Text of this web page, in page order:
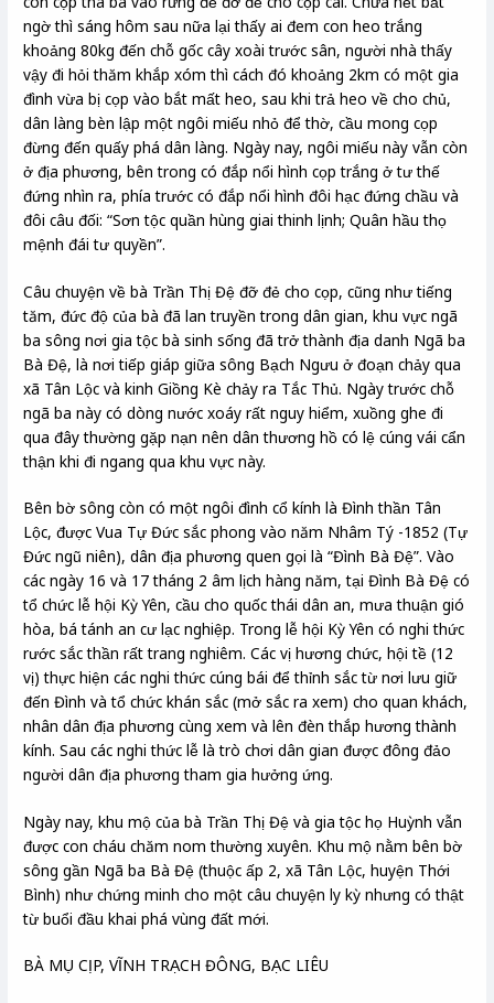
ngờ thì sáng hôm sau nữa lại thấy ai đem con heo trắng
khoảng 80kg đến chỗ gốc cây xoài trước sân, người nhà thấy
vậy đi hỏi thăm khắp xóm thì cách đó khoảng 2km có một gia
đình vừa bị cọp vào bắt mất heo, sau khi trả heo về cho chủ,
dân làng bèn lập một ngôi miếu nhỏ để thờ, cầu mong cọp
đừng đến quấy phá dân làng. Ngày nay, ngôi miếu này vẫn còn
ở địa phương, bên trong có đắp nổi hình cọp trắng ở tư thế
đứng nhìn ra, phía trước có đắp nổi hình đôi hạc đứng chầu và
đôi câu đối: “Sơn tộc quần hùng giai thinh lịnh; Quân hầu thọ
mệnh đái tư quyền”.
Câu chuyện về bà Trần Thị Đệ đỡ đẻ cho cọp, cũng như tiếng
tăm, đức độ của bà đã lan truyền trong dân gian, khu vực ngã
ba sông nơi gia tộc bà sinh sống đã trở thành địa danh Ngã ba
Bà Đệ, là nơi tiếp giáp giữa sông Bạch Ngưu ở đoạn chảy qua
xã Tân Lộc và kinh Giồng Kè chảy ra Tắc Thủ. Ngày trước chỗ
ngã ba này có dòng nước xoáy rất nguy hiểm, xuồng ghe đi
qua đây thường gặp nạn nên dân thương hồ có lệ cúng vái cẩn
thận khi đi ngang qua khu vực này.
Bên bờ sông còn có một ngôi đình cổ kính là Đình thần Tân
Lộc, được Vua Tự Đức sắc phong vào năm Nhâm Tý -1852 (Tự
Đức ngũ niên), dân địa phương quen gọi là “Đình Bà Đệ”. Vào
các ngày 16 và 17 tháng 2 âm lịch hàng năm, tại Đình Bà Đệ có
tổ chức lễ hội Kỳ Yên, cầu cho quốc thái dân an, mưa thuận gió
hòa, bá tánh an cư lạc nghiệp. Trong lễ hội Kỳ Yên có nghi thức
rước sắc thần rất trang nghiêm. Các vị hương chức, hội tề (12
vị) thực hiện các nghi thức cúng bái để thỉnh sắc từ nơi lưu giữ
đến Đình và tổ chức khán sắc (mở sắc ra xem) cho quan khách,
nhân dân địa phương cùng xem và lên đèn thắp hương thành
kính. Sau các nghi thức lễ là trò chơi dân gian được đông đảo
người dân địa phương tham gia hưởng ứng.
Ngày nay, khu mộ của bà Trần Thị Đệ và gia tộc họ Huỳnh vẫn
được con cháu chăm nom thường xuyên. Khu mộ nằm bên bờ
sông gần Ngã ba Bà Đệ (thuộc ấp 2, xã Tân Lộc, huyện Thới
Bình) như chứng minh cho một câu chuyện ly kỳ nhưng có thật
từ buổi đầu khai phá vùng đất mới.
BÀ MỤ CỊP, VĨNH TRẠCH ĐÔNG, BẠC LIÊU